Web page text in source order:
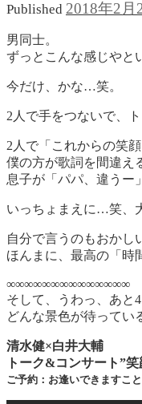
Published 2018年2月
男同士。
ずっとこんな感じやと
今だけ、かな…笑。
2人で手をつないで、ト
2人で「これからの笑
僕の方が歌詞を間違え
息子が「パパ、違う
いっちょまえに…笑、
自分で言うのもおかし
ほんまに、最高の「時
∞∞∞∞∞∞∞∞∞∞∞∞∞∞
そして、うわっ、あと4
どんな景色が待ってい
清水健×白井大輔
トーク&コンサート”
ご予約：お逢いできますこ